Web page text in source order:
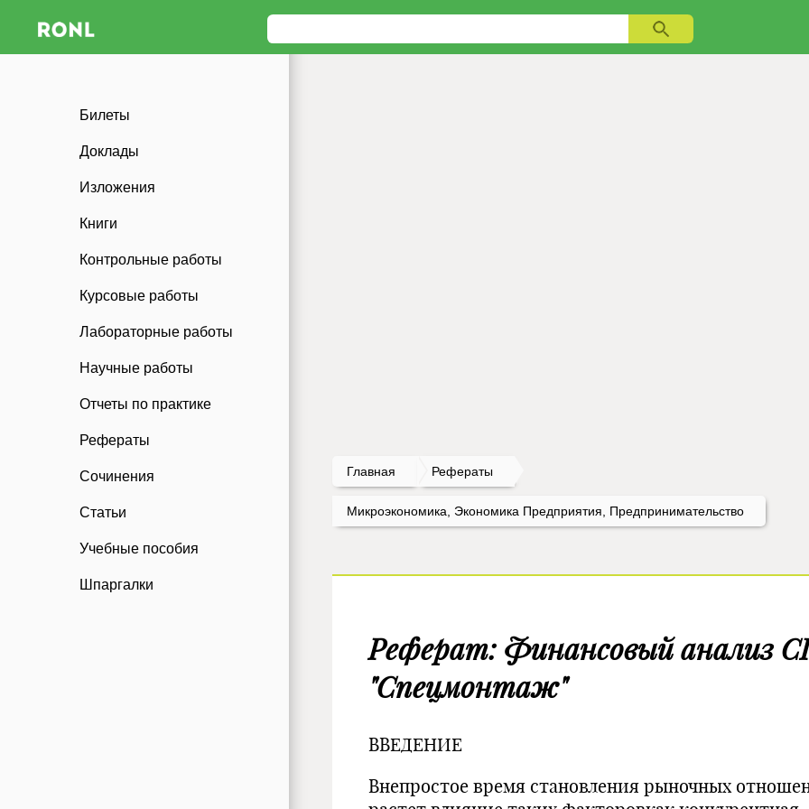
Билеты
Доклады
Изложения
Книги
Контрольные работы
Курсовые работы
Лабораторные работы
Научные работы
Отчеты по практике
Рефераты
Сочинения
Статьи
Учебные пособия
Шпаргалки
Главная Рефераты
Микроэкономика, Экономика Предприятия, Предпринимательство
Реферат: Финансовый анализ
"Спецмонтаж"
ВВЕДЕНИЕ
Внепростое время становления рыночных